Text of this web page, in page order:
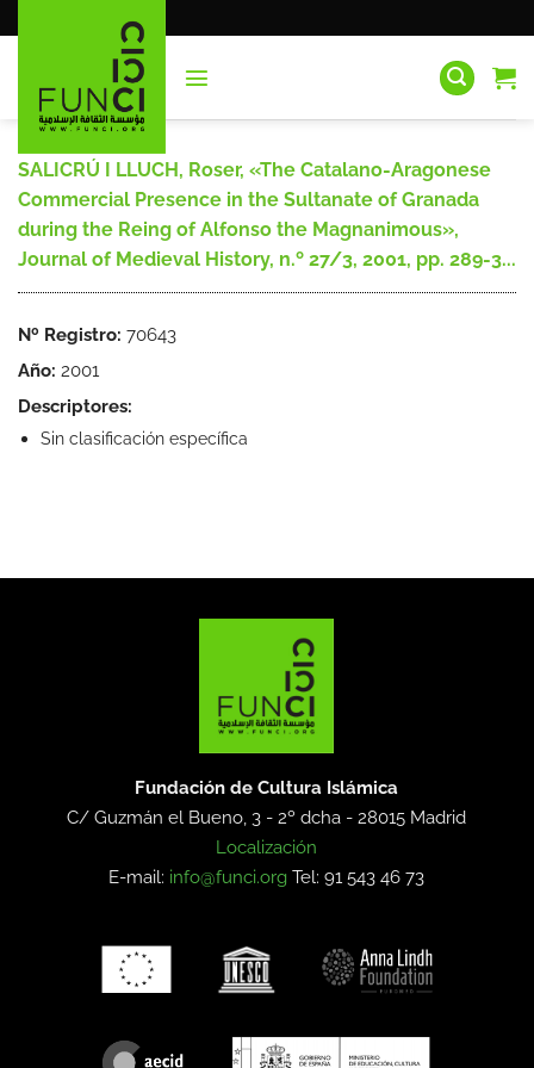
al
SALICRÚ I LLUCH, Roser, «The Catalano-Aragonese
Commercial Presence in the Sultanate of Granada
during the Reing of Alfonso the Magnanimous»,
Journal of Medieval History, n.º 27/3, 2001, pp. 289-3...
Nº Registro: 70643
Año: 2001
Descriptores:
Sin clasificación específica
Fundación de Cultura Islámica
C/ Guzmán el Bueno, 3 - 2º dcha -28015 Madrid
Localización
E-mail: info@funci.org Tel: 91 543 46 73